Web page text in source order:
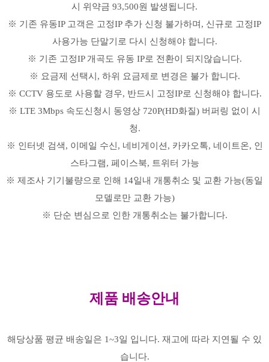
시 위약금 93,500원 발생됩니다.
※ 기존 유동IP 고객은 고정IP 추가 신청 불가하며, 신규로 고정IP
사용가능 단말기로 다시 신청해야 합니다.
※ 기존 고정IP 개곡도 유동 IP로 전환이 되지않습니다.
※ 요금제 선택시, 하위 요금제로 변경은 불가 합니다.
※ CCTV 용도로 사용할 경우, 반드시 고정IP로 신청해야 합니다.
※ LTE 3Mbps 속도신청시 동영상 720P(HD화질) 버퍼링 없이 시
청.
※ 인터넷 검색, 이메일 수신, 네비게이션, 카카오톡, 네이트온, 인
스타그램, 페이스북, 트위터 가능
※ 제조사 기기불량으로 인해 14일내 개통취소 및 교환 가능(동일
모델로만 교환 가능)
※ 단순 변심으로 인한 개통취소는 불가합니다.
제품 배송안내
해당상품 평균 배송일은 1~3일 입니다. 재고에 따라 지연될 수 있
습니다.